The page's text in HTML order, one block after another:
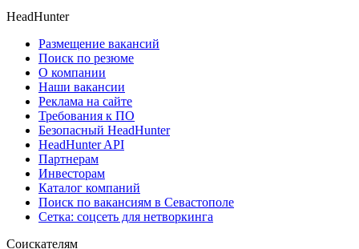
HeadHunter
Размещение вакансий
Поиск по резюме
О компании
Наши вакансии
Реклама на сайте
Требования к ПО
Безопасный HeadHunter
HeadHunter API
Партнерам
Инвесторам
Каталог компаний
Поиск по вакансиям в Севастополе
Сетка: соцсеть для нетворкинга
Соискателям